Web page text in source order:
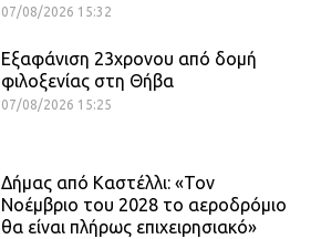
07/08/2026 15:32
Εξαφάνιση 23χρονου από δομή
φιλοξενίας στη Θήβα
07/08/2026 15:25
Δήμας από Καστέλλι: «Τον
Νοέμβριο του 2028 το αεροδρόμιο
θα είναι πλήρως επιχειρησιακό»